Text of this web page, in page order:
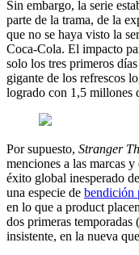
Sin embargo, la serie
parte de la trama, de la
que no se haya visto la
Coca-Cola. El impacto
solo los tres primeros
gigante de los refrescos
logrado con 1,5 millones
Por supuesto, Stranger
menciones a las marcas
éxito global inesperado de
una especie de bendición
en lo que a product
dos primeras
insistente, en la nueva